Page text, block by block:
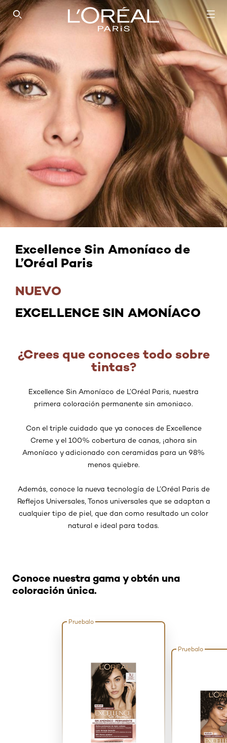
SEARCH THIS SITE
Excellence Sin Amoníaco de
L’Oréal Paris
NUEVO
EXCELLENCE SIN AMONÍACO
¿Crees que conoces todo sobre
tintas?
Excellence Sin Amoníaco de L’Oréal Paris, nuestra
primera coloración permanente sin amoniaco.
Con el triple cuidado que ya conoces de Excellence
Creme y el 100% cobertura de canas, ¡ahora sin
Amoníaco y adicionado con ceramidas para un 98%
menos quiebre.
Además, conoce la nueva tecnología de L’Oréal Paris de
Reflejos Universales, Tonos universales que se adaptan a
cualquier tipo de piel, que dan como resultado un color
natural e ideal para todas.
Conoce nuestra gama y obtén una
coloración única.
Pruebalo
Pruebalo